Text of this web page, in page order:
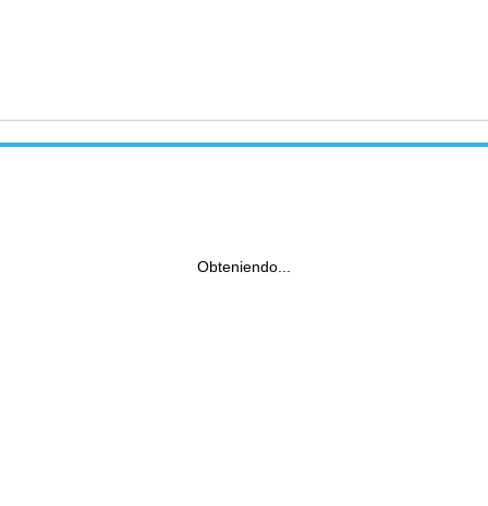
Obteniendo...